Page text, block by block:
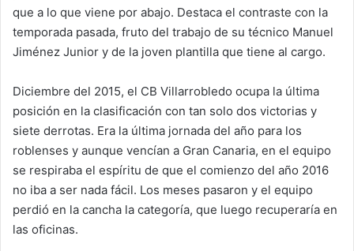
que a lo que viene por abajo. Destaca el contraste con la
temporada pasada, fruto del trabajo de su técnico Manuel
Jiménez Junior y de la joven plantilla que tiene al cargo.
Diciembre del 2015, el CB Villarrobledo ocupa la última
posición en la clasificación con tan solo dos victorias y
siete derrotas. Era la última jornada del año para los
roblenses y aunque vencían a Gran Canaria, en el equipo
se respiraba el espíritu de que el comienzo del año 2016
no iba a ser nada fácil. Los meses pasaron y el equipo
perdió en la cancha la categoría, que luego recuperaría en
las oficinas.